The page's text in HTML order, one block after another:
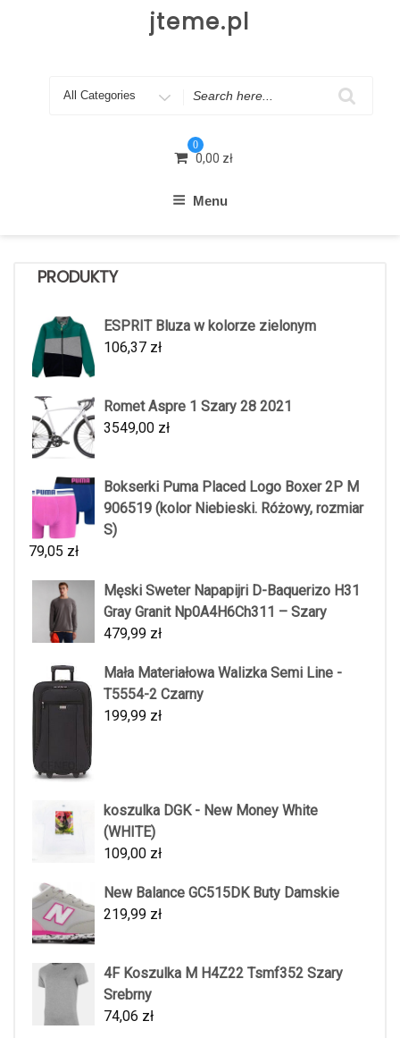
jteme.pl
Search
0
0,00 zł
Menu
PRODUKTY
ESPRIT Bluza w kolorze zielonym
106,37 zł
Romet Aspre 1 Szary 28 2021
3549,00 zł
Bokserki Puma Placed Logo Boxer 2P M
906519 (kolor Niebieski. Różowy, rozmiar
S)
79,05 zł
Męski Sweter Napapijri D-Baquerizo H31
Gray Granit Np0A4H6Ch311 – Szary
479,99 zł
Mała Materiałowa Walizka Semi Line -
T5554-2 Czarny
199,99 zł
koszulka DGK - New Money White
(WHITE)
109,00 zł
New Balance GC515DK Buty Damskie
219,99 zł
4F Koszulka M H4Z22 Tsmf352 Szary
Srebrny
74,06 zł